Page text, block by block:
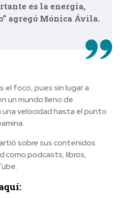
es la energía,
agregó Mónica Ávila.
foco, pues sin lugar a
un mundo lleno de
velocidad hasta el punto
sobre sus contenidos
como podcasts, libros,